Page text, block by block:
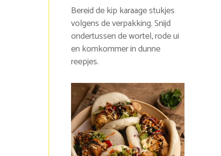
Bereid de kip karaage stukjes
volgens de verpakking. Snijd
ondertussen de wortel, rode ui
en komkommer in dunne
reepjes.